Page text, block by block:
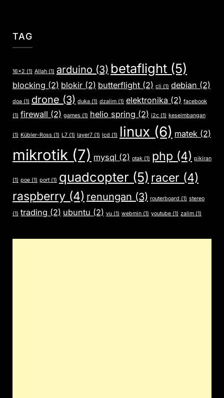
TAG
16x2 (1) Allah (1) arduino (3) betaflight (5)
blocking (2) blokir (2) butterflight (2) cli (1) debian (2)
doa (1) drone (3) duka (1) dzalim (1) elektronika (2) facebook
(1) firewall (2) games (1) helio spring (2) i2c (1) keseimbangan
(1) Kübler-Ross (1) L7 (1) layer7 (1) lcd (1) linux (6) matek (2)
mikrotik (7) mysql (2) otak (1) php (4) pikiran
(1) poe (1) port(1) quadcopter (5) racer (4)
raspberry (4) renungan (3) routerboard (1) stereo
(1) trading (2) ubuntu (2) vu (1) webmin (1) youtube (1) zalim (1)